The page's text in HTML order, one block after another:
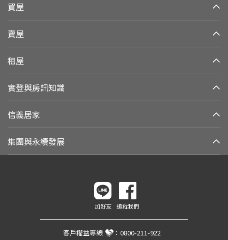
買屋
賣屋
租屋
實登與房訊知識
信義居家
集團與永續發展
加好友 追蹤我們
客戶權益專線 ： 0800-211-922